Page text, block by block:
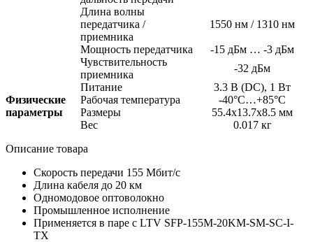
Длина волны
передатчика /
приемника
1550 нм / 1310 нм
Мощность передатчика
-15 дБм … -3 дБм
Чувствительность
приемника
-32 дБм
Физические
параметры
Питание 3.3 В (DC), 1 Вт
Рабочая температура
-40°C…+85°C
Размеры
55.4x13.7x8.5 мм
Вес
0.017 кг
Описание товара
Скорость передачи 155 Мбит/с
Длина кабеля до 20 км
Одномодовое оптоволокно
Промышленное исполнение
Применяется в паре с LTV SFP-155M-20KM-SM-SC-I-
TX